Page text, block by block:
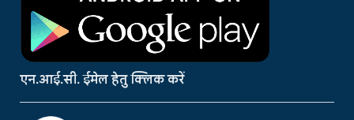
एन.आई.सी. ईमेल हेतु क्लिक करें